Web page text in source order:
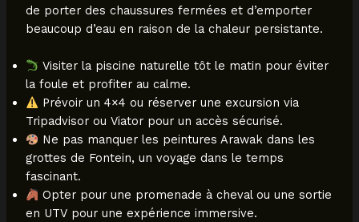
de porter des chaussures fermées et d’emporter
beaucoup d’eau en raison de la chaleur persistante.
Visiter la piscine naturelle tôt le matin pour éviter
la foule et profiter au calme.
Prévoir un 4×4 ou réserver une excursion via
Tripadvisor ou Viator pour un accès sécurisé.
Ne pas manquer les peintures Arawak dans les
grottes de Fontein, un voyage dans le temps
fascinant.
Opter pour une promenade à cheval ou une sortie
en UTV pour une expérience immersive.